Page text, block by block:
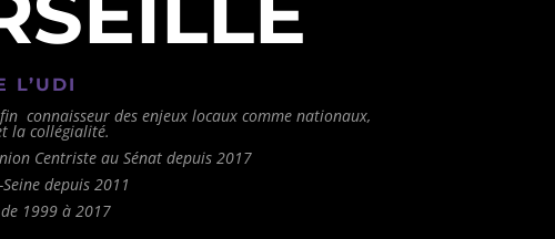
L’UDI
connaisseur des enjeux locaux comme nationaux,
la collégialité.
Centriste au Sénat depuis 2017
depuis 2011
1999 à 2017